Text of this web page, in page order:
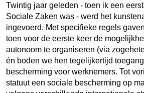
Twintig jaar geleden - toen ik een
Sociale Zaken was - werd het
ingevoerd. Met specifieke regels
toen voor de eerste keer de
autonoom te organiseren (via
én boden we hen tegelijkertijd
bescherming voor werknemers. Tot
statuut een sociale bescherming op